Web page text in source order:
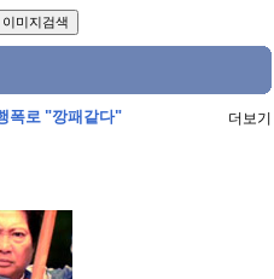
폭로 "깡패같다" 더보기